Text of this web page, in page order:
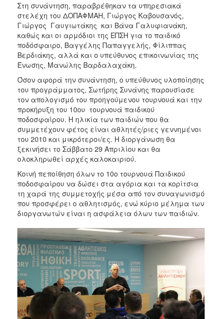
Στη συνάντηση, παραβρέθηκαν τα υπηρεσιακά
στελέχη του ΔΟΠΑΦΜΑΗ, Γιώργος Καβουσανός,
Γιώργος Γαυγιωτάκης και Βάνα Γαλυφιανάκη,
καθώς και οι αρμόδιοι της ΕΠΣΗ για το παιδικό
ποδόσφαιρο, Βαγγέλης Παπαγγελής, Φίλιππας
Βερδιάκης, αλλά και ο υπεύθυνος επικοινωνίας της
Ένωσης, Μανώλης Βαρδαλαχάκη.
Όσον αφορά την συνάντηση, ο υπεύθυνος υλοποίησης
του προγράμματος, Σωτήρης Συνάνης παρουσίασε
τον απολογισμό του προηγούμενου τουρνουά και την
προκήρυξη του 10ου τουρνουά παιδικού
ποδοσφαίρου. Η ηλικία των παιδιών που θα
συμμετέχουν φέτος είναι αθλητές/ριες γεννημένοι
του 2010 και μικρότεροι/ες. Η διοργάνωση θα
ξεκινήσει το Σάββατο 29 Απριλίου και θα
ολοκληρωθεί αρχές καλοκαιριού.
Κοινή πεποίθηση όλων το 10ο τουρνουά Παιδικού
ποδοσφαίρου να δώσει στα αγόρια και τα κορίτσια
τη χαρά της συμμετοχής μέσα από τον συναγωνισμό
που προσφέρει ο αθλητισμός, ενώ κύριο μέλημα των
διοργανωτών είναι η ασφάλεια όλων των παιδιών.